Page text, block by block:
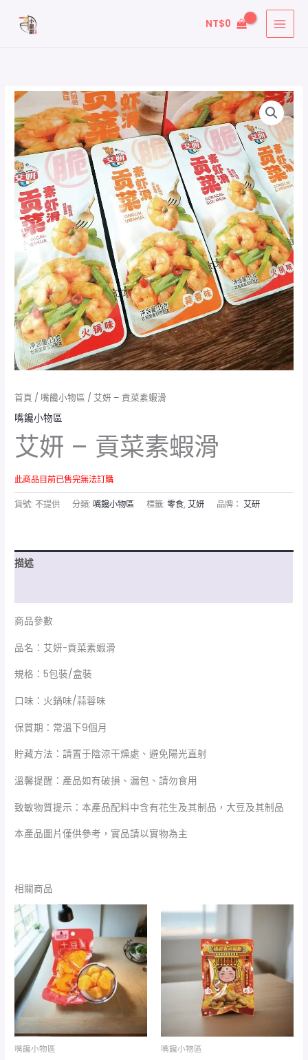
NT$0
首頁 / 嘴饞小物區 / 艾妍 – 貢菜素蝦滑
嘴饞小物區
艾妍 – 貢菜素蝦滑
此商品目前已售完無法訂購
貨號:不提供 分類:嘴饞小物區 標籤:零食,艾妍 品牌：艾研
描述
商品參數
品名：艾妍-貢菜素蝦滑
規格：5包裝/盒裝
口味：火鍋味/蒜蓉味
保質期：常溫下9個月
貯藏方法：請置于陰涼干燥處、避免陽光直射
溫馨提醒：產品如有破損、漏包、請勿食用
致敏物質提示：本產品配料中含有花生及其制品，大豆及其制品
本產品圖片僅供參考，實品請以實物為主
相關商品
嘴饞小物區
價
範
圍：
NT$75
到
NT$139
嘴饞小物區
尋
: